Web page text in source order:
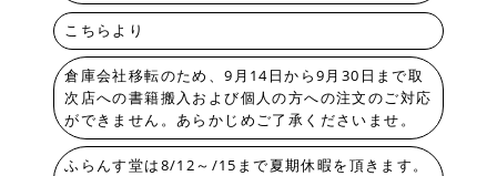
こちらより
倉庫会社移転のため、9月14日から9月30日まで取
次店への書籍搬入および個人の方への注文のご対応
ができません。あらかじめご了承くださいませ。
ふらんす堂は8/12～/15まで夏期休暇を頂きます。